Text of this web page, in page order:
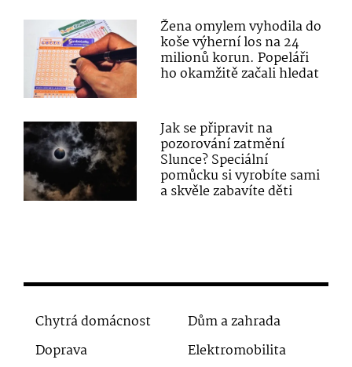
Žena omylem vyhodila do
koše výherní los na 24
milionů korun. Popeláři
ho okamžitě začali hledat
Jak se připravit na
pozorování zatmění
Slunce? Speciální
pomůcku si vyrobíte sami
a skvěle zabavíte děti
Chytrá domácnost
Dům a zahrada
Doprava
Elektromobilita